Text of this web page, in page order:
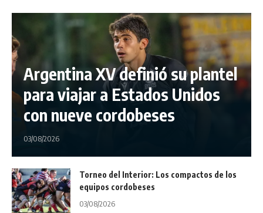
Argentina XV definió su plantel
para viajar a Estados Unidos
con nueve cordobeses
03/08/2026
Torneo del Interior: Los compactos de los
equipos cordobeses
03/08/2026